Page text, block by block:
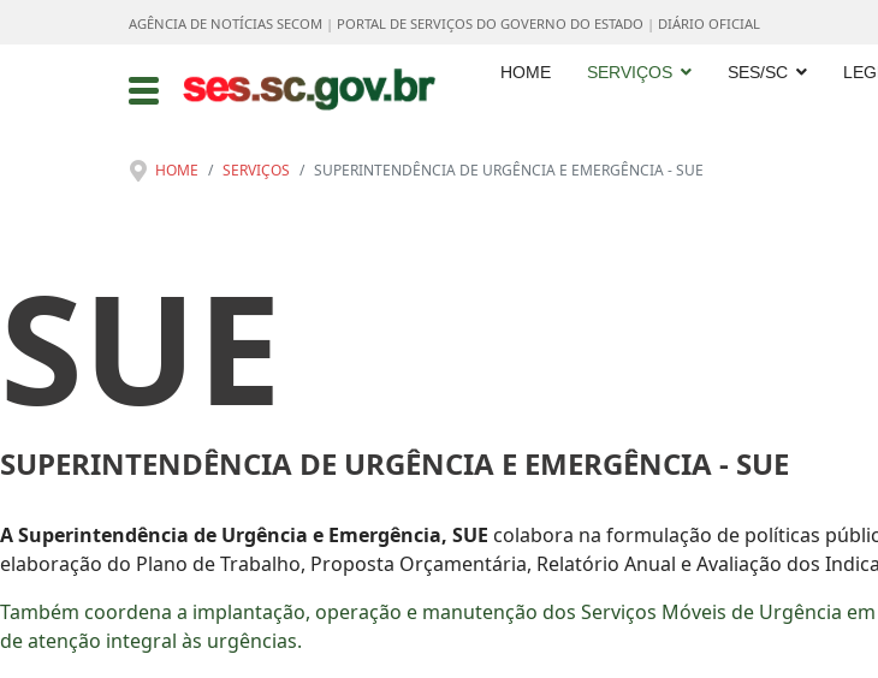
AGÊNCIA DE NOTÍCIAS SECOM | PORTAL DE SERVIÇOS DO GOVERNO DO ESTADO | DIÁRIO OFICIAL
HOME SERVIÇOS SES/SC
HOME SERVIÇOS SUPERINTENDÊNCIA DE URGÊNCIA E EMERGÊNCIA - SUE
SUE
SUPERINTENDÊNCIA DE URGÊNCIA E EMERGÊNCIA - SUE
A Superintendência de Urgência e Emergência, SUE colabora na formulação de políticas
elaboração do Plano de Trabalho, Proposta Orçamentária, Relatório Anual e Avaliação dos
Também coordena a implantação, operação e manutenção dos Serviços Móveis de Urgência
de atenção integral às urgências.